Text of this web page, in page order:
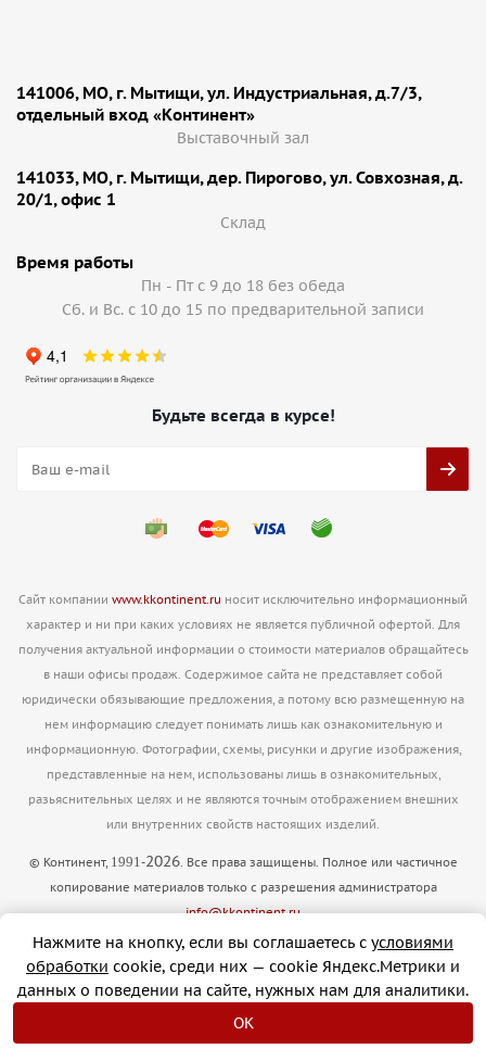
141006, МО, г. Мытищи, ул. Индустриальная, д.7/3,
отдельный вход «Континент»
Выставочный зал
141033, МО, г. Мытищи, дер. Пирогово, ул. Совхозная, д.
20/1, офис 1
Cклад
Время работы
Пн - Пт с 9 до 18 без обеда
Сб. и Вс. с 10 до 15 по предварительной записи
Будьте всегда в курсе!
Сайт компании www.kkontinent.ru носит исключительно информационный
характер и ни при каких условиях не является публичной офертой. Для
получения актуальной информации о стоимости материалов обращайтесь
в наши офисы продаж. Содержимое сайта не представляет собой
юридически обязывающие предложения, а потому всю размещенную на
нем информацию следует понимать лишь как ознакомительную и
информационную. Фотографии, схемы, рисунки и другие изображения,
представленные на нем, использованы лишь в ознакомительных,
разьяснительных целях и не являются точным отображением внешних
или внутренних свойств настоящих изделий.
© Континент, 1991-2026. Все права защищены. Полное или частичное
копирование материалов только с разрешения администратора
info@kkontinent.ru
Версия для печати
Нажмите на кнопку, если вы соглашаетесь с условиями
обработки cookie, cреди них — cookie Яндекс.Метрики и
данных о поведении на сайте, нужных нам для аналитики.
OK